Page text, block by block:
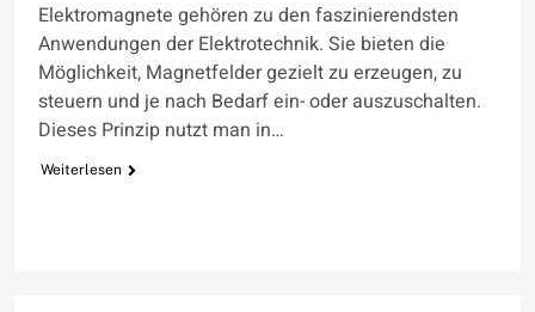
Elektromagnete gehören zu den faszinierendsten
Anwendungen der Elektrotechnik. Sie bieten die
Möglichkeit, Magnetfelder gezielt zu erzeugen, zu
steuern und je nach Bedarf ein- oder auszuschalten.
Dieses Prinzip nutzt man in…
Weiterlesen